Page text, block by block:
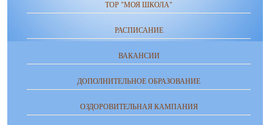
ТОР "МОЯ ШКОЛА"
РАСПИСАНИЕ
ВАКАНСИИ
ДОПОЛНИТЕЛЬНОЕ ОБРАЗОВАНИЕ
ОЗДОРОВИТЕЛЬНАЯ КАМПАНИЯ